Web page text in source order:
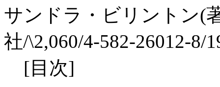
サンドラ・ビリントン(
社/\2,060/4-582-26012-8/
[目次]